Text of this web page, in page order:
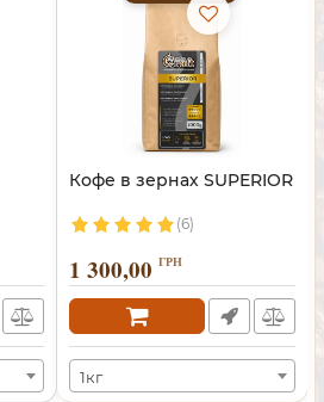
Кофе в зернах SUPERIOR
(6)
1 300,00 ГРН
1кг